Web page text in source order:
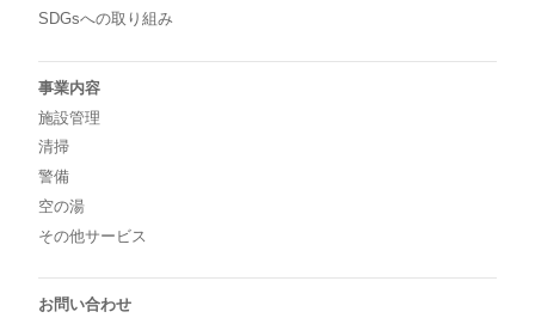
SDGsへの取り組み
事業内容
施設管理
清掃
警備
空の湯
その他サービス
お問い合わせ